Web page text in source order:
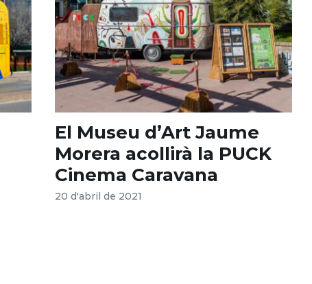
El Museu d’Art Jaume
Morera acollirà la PUCK
Cinema Caravana
20 d'abril de 2021